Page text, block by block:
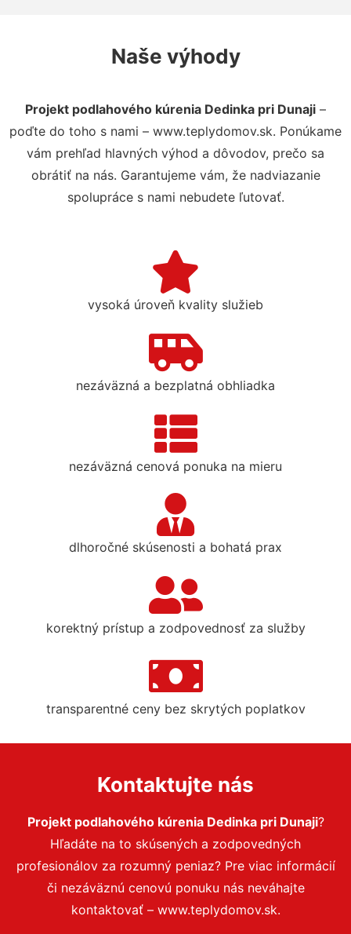
Naše výhody
Projekt podlahového kúrenia Dedinka pri Dunaji –
poďte do toho s nami – www.teplydomov.sk. Ponúkame
vám prehľad hlavných výhod a dôvodov, prečo sa
obrátiť na nás. Garantujeme vám, že nadviazanie
spolupráce s nami nebudete ľutovať.
vysoká úroveň kvality služieb
nezáväzná a bezplatná obhliadka
nezáväzná cenová ponuka na mieru
dlhoročné skúsenosti a bohatá prax
korektný prístup a zodpovednosť za služby
transparentné ceny bez skrytých poplatkov
Kontaktujte nás
Projekt podlahového kúrenia Dedinka pri Dunaji?
Hľadáte na to skúsených a zodpovedných
profesionálov za rozumný peniaz? Pre viac informácií
či nezáväznú cenovú ponuku nás neváhajte
kontaktovať – www.teplydomov.sk.